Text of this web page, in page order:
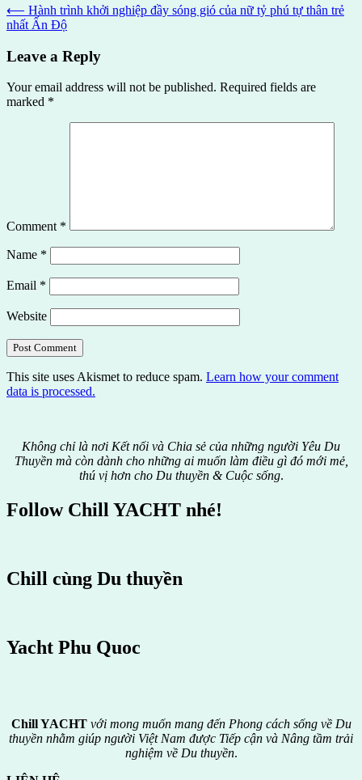
Post
navigation
⟵ Hành trình khởi nghiệp đầy sóng gió của nữ tỷ phú tự thân trẻ
nhất Ấn Độ
Leave a Reply
Your email address will not be published. Required fields are
marked *
Comment *
Name *
Email *
Website
This site uses Akismet to reduce spam. Learn how your comment
data is processed.
Không chỉ là nơi Kết nối và Chia sẻ của những người Yêu Du
Thuyền mà còn dành cho những ai muốn làm điều gì đó mới mẻ,
thú vị hơn cho Du thuyền & Cuộc sống.
Follow Chill YACHT nhé!
Chill cùng Du thuyền
Yacht Phu Quoc
Chill YACHTvới mong muốn mang đến Phong cách sống về Du
thuyền nhằm giúp người Việt Nam được Tiếp cận và Nâng tầm trải
nghiệm về Du thuyền.